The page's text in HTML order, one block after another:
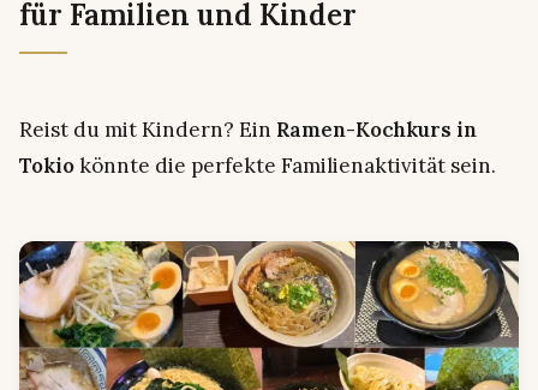
für Familien und Kinder
Reist du mit Kindern? Ein Ramen-Kochkurs in
Tokiokönnte die perfekte Familienaktivität sein.